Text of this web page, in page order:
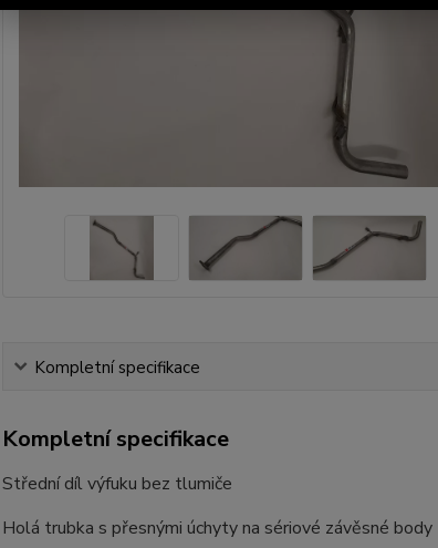
Kompletní specifikace
Kompletní specifikace
Střední díl výfuku bez tlumiče
Holá trubka s přesnými úchyty na sériové závěsné body